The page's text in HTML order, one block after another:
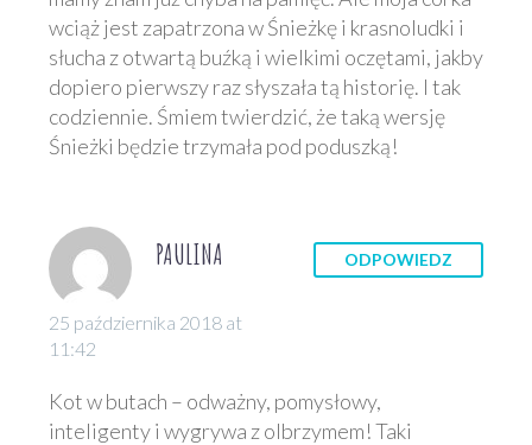
wciąż jest zapatrzona w Śnieżkę i krasnoludki i
słucha z otwartą buźką i wielkimi oczętami, jakby
dopiero pierwszy raz słyszała tą historię. I tak
codziennie. Śmiem twierdzić, że taką wersję
Śnieżki będzie trzymała pod poduszką!
PAULINA
25 października 2018 at
11:42
ODPOWIEDZ
Kot w butach – odważny, pomysłowy,
inteligenty i wygrywa z olbrzymem! Taki